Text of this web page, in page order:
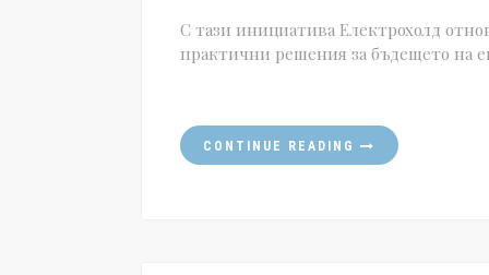
С тази инициатива Електрохолд
практични решения за бъдещето на
CONTINUE READING